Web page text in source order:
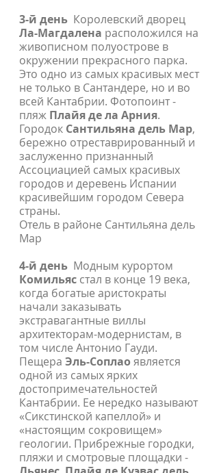
3-й день Королевский дворец
Ла-Магдалена расположился на
живописном полуострове в
окружении прекрасного парка.
Это одно из самых красивых мест
не только в Сантандере, но и во
всей Кантабрии. Фотопоинт -
пляж Плайя де ла Арния.
Городок Сантильяна дель Мар,
бережно отреставрированный и
заслуженно признанный
Ассоциацией самых красивых
городов и деревень Испании
красивейшим городом Севера
страны.
Отель в районе Сантильяна дель
Мар
4-й день Модным курортом
Комильяс стал в конце 19 века,
когда богатые аристократы
начали заказывать
экстравагантные виллы
архитекторам-модернистам, в
том числе Антонио Гауди.
Пещера Эль-Соплао является
одной из самых ярких
достопримечательностей
Кантабрии. Ее нередко называют
«Сикстинской капеллой» и
«настоящим сокровищем»
геологии. Прибрежные городки,
пляжи и смотровые площадки -